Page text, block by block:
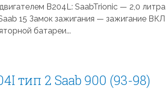
B204L: SaabTrionic — 2,0 литра
15 Замок зажигания — зажигание ВКЛ
батареи...
тип 2 Saab 900 (93-98)